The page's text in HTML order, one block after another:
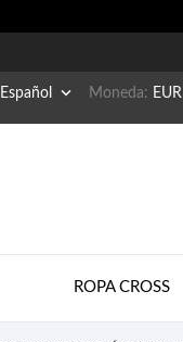
Español  Moneda:
ROPA CROSS